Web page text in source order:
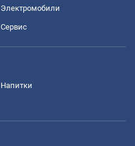
Электромобили
Сервис
Напитки